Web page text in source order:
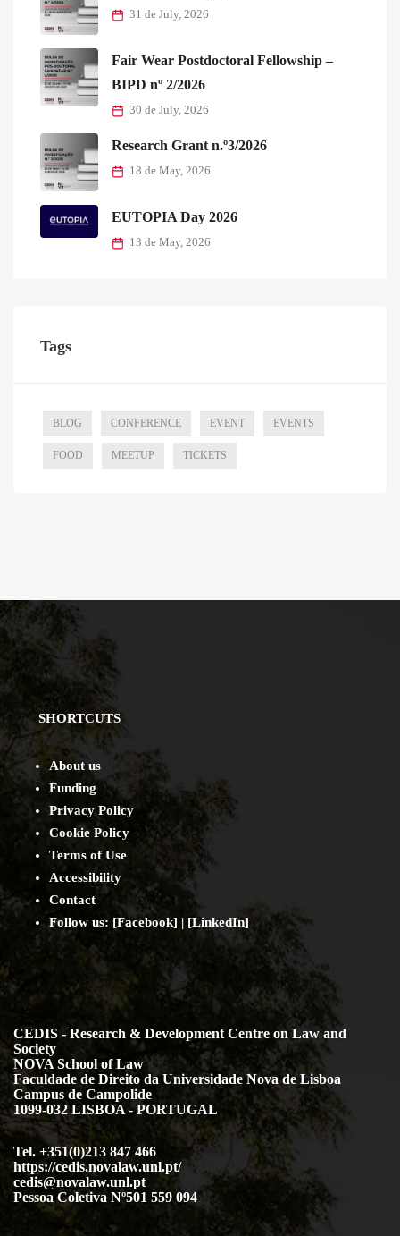
31 de July, 2026
Fair Wear Postdoctoral Fellowship –
BIPD nº 2/2026
30 de July, 2026
Research Grant n.º3/2026
18 de May, 2026
EUTOPIA Day 2026
13 de May, 2026
Tags
BLOG CONFERENCE EVENT EVENTS
FOOD MEETUP TICKETS
SHORTCUTS
About us
Funding
Privacy Policy
Cookie Policy
Terms of Use
Accessibility
Contact
Follow us: [Facebook] | [LinkedIn]
CEDIS - Research & Development Centre on Law and
Society
NOVA School of Law
Faculdade de Direito da Universidade Nova de Lisboa
Campus de Campolide
1099-032 LISBOA - PORTUGAL
Tel. +351(0)213 847 466
https://cedis.novalaw.unl.pt/
cedis@novalaw.unl.pt
Pessoa Coletiva Nº501 559 094